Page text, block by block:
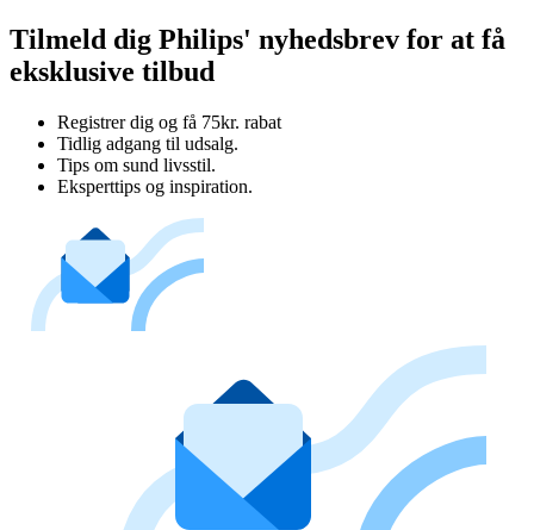
Tilmeld dig Philips' nyhedsbrev for at få
eksklusive tilbud
Registrer dig og få 75kr. rabat
Tidlig adgang til udsalg.
Tips om sund livsstil.
Eksperttips og inspiration.